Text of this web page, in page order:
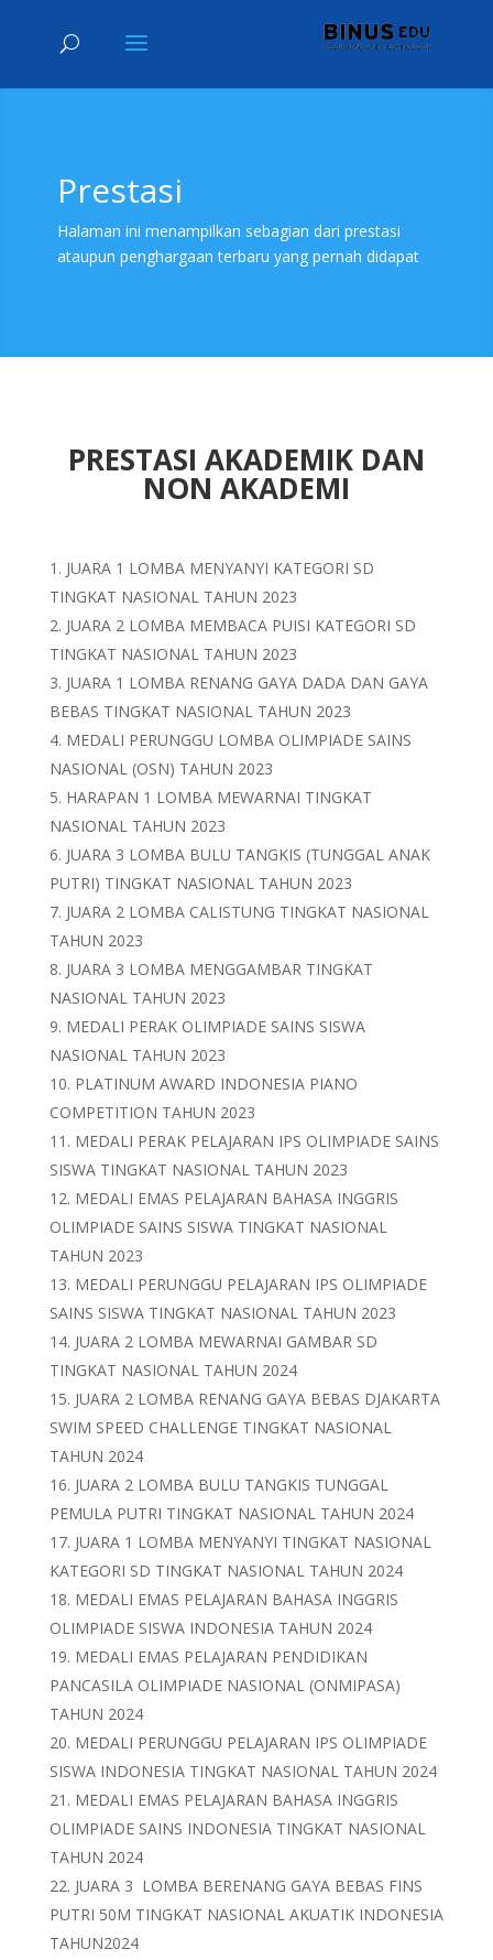
Prestasi
Halaman ini menampilkan sebagian dari prestasi
ataupun penghargaan terbaru yang pernah didapat
PRESTASI AKADEMIK DAN
NON AKADEMI
JUARA 1 LOMBA MENYANYI KATEGORI SD
TINGKAT NASIONAL TAHUN 2023
JUARA 2 LOMBA MEMBACA PUISI KATEGORI SD
TINGKAT NASIONAL TAHUN 2023
JUARA 1 LOMBA RENANG GAYA DADA DAN GAYA
BEBAS TINGKAT NASIONAL TAHUN 2023
MEDALI PERUNGGU LOMBA OLIMPIADE SAINS
NASIONAL (OSN) TAHUN 2023
HARAPAN 1 LOMBA MEWARNAI TINGKAT
NASIONAL TAHUN 2023
JUARA 3 LOMBA BULU TANGKIS (TUNGGAL ANAK
PUTRI) TINGKAT NASIONAL TAHUN 2023
JUARA 2 LOMBA CALISTUNG TINGKAT NASIONAL
TAHUN 2023
JUARA 3 LOMBA MENGGAMBAR TINGKAT
NASIONAL TAHUN 2023
MEDALI PERAK OLIMPIADE SAINS SISWA
NASIONAL TAHUN 2023
PLATINUM AWARD INDONESIA PIANO
COMPETITION TAHUN 2023
MEDALI PERAK PELAJARAN IPS OLIMPIADE SAINS
SISWA TINGKAT NASIONAL TAHUN 2023
MEDALI EMAS PELAJARAN BAHASA INGGRIS
OLIMPIADE SAINS SISWA TINGKAT NASIONAL
TAHUN 2023
MEDALI PERUNGGU PELAJARAN IPS OLIMPIADE
SAINS SISWA TINGKAT NASIONAL TAHUN 2023
JUARA 2 LOMBA MEWARNAI GAMBAR SD
TINGKAT NASIONAL TAHUN 2024
JUARA 2 LOMBA RENANG GAYA BEBAS DJAKARTA
SWIM SPEED CHALLENGE TINGKAT NASIONAL
TAHUN 2024
JUARA 2 LOMBA BULU TANGKIS TUNGGAL
PEMULA PUTRI TINGKAT NASIONAL TAHUN 2024
JUARA 1 LOMBA MENYANYI TINGKAT NASIONAL
KATEGORI SD TINGKAT NASIONAL TAHUN 2024
MEDALI EMAS PELAJARAN BAHASA INGGRIS
OLIMPIADE SISWA INDONESIA TAHUN 2024
MEDALI EMAS PELAJARAN PENDIDIKAN
PANCASILA OLIMPIADE NASIONAL (ONMIPASA)
TAHUN 2024
MEDALI PERUNGGU PELAJARAN IPS OLIMPIADE
SISWA INDONESIA TINGKAT NASIONAL TAHUN 2024
MEDALI EMAS PELAJARAN BAHASA INGGRIS
OLIMPIADE SAINS INDONESIA TINGKAT NASIONAL
TAHUN 2024
JUARA 3 LOMBA BERENANG GAYA BEBAS FINS
PUTRI 50M TINGKAT NASIONAL AKUATIK INDONESIA
TAHUN2024